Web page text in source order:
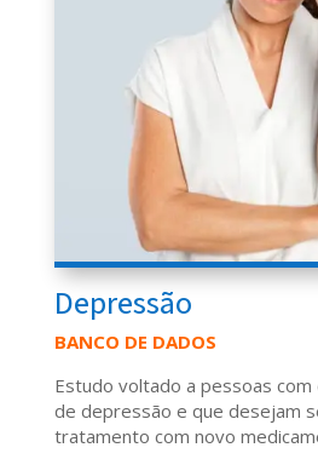
Depressão
BANCO DE DADOS
Estudo voltado a pessoas
de depressão e que desejam
tratamento com novo